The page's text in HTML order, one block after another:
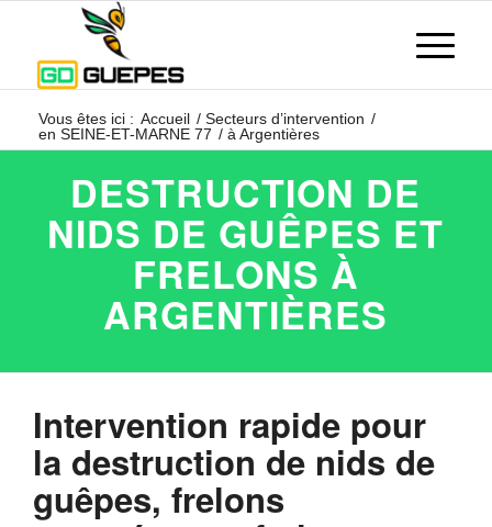
Vous êtes ici : Accueil / Secteurs d’intervention /
en SEINE-ET-MARNE 77 / à Argentières
DESTRUCTION DE
NIDS DE GUÊPES ET
FRELONS À
ARGENTIÈRES
Intervention rapide pour
la destruction de nids de
guêpes, frelons